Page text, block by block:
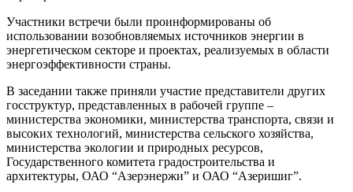
Участники встречи были проинформированы об
использовании возобновляемых источников энергии в
энергетическом секторе и проектах, реализуемых в области
энергоэффективности страны.
В заседании также приняли участие представители других
госструктур, представленных в рабочей группе –
министерства экономики, министерства транспорта, связи и
высоких технологий, министерства сельского хозяйства,
министерства экологии и природных ресурсов,
Государственного комитета градостроительства и
архитектуры, ОАО “Азерэнержи” и ОАО “Азеришиг”.